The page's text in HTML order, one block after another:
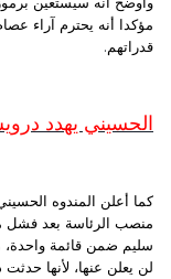
مؤكدا أنه يحترم آراء
قدراتهم.
الحسيني يهدد
كما أعلن المندوه
منصب الرئاسة بعد فشل
سليم ضمن قائمة واحدة،
لن يعلن عنها، لأنها حدثت